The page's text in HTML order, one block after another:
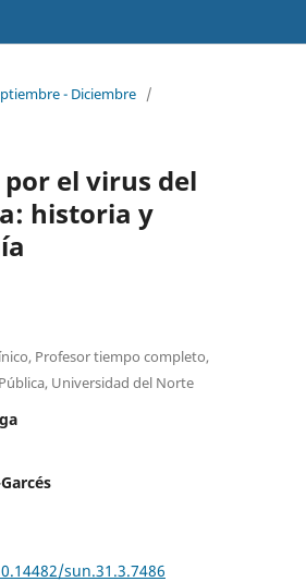
- Diciembre /
el virus del
historia y
Profesor tiempo completo,
Universidad del Norte
sun.31.3.7486